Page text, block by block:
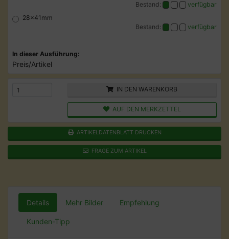
Bestand:
verfügbar
28x41mm
Bestand:
verfügbar
In dieser Ausführung:
Preis/Artikel
IN DEN WARENKORB
AUF DEN MERKZETTEL
ARTIKELDATENBLATT DRUCKEN
FRAGE ZUM ARTIKEL
Details Mehr Bilder Empfehlung
Kunden-Tipp